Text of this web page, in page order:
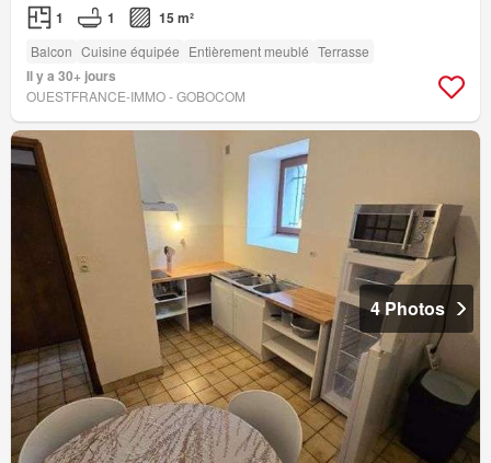
1 1 15 m²
Balcon Cuisine équipée Entièrement meublé Terrasse
Il y a 30+ jours
OUESTFRANCE-IMMO - GOBOCOM
4 Photos